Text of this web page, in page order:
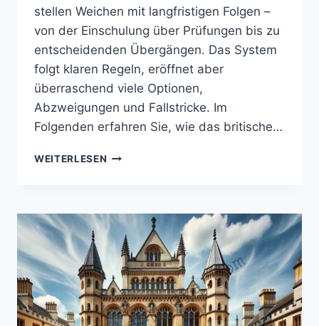
stellen Weichen mit langfristigen Folgen –
von der Einschulung über Prüfungen bis zu
entscheidenden Übergängen. Das System
folgt klaren Regeln, eröffnet aber
überraschend viele Optionen,
Abzweigungen und Fallstricke. Im
Folgenden erfahren Sie, wie das britische…
WEITERLESEN DAS
(2026):
WAS
ELTERN
WIRKLICH
WISSEN
MÜSSEN